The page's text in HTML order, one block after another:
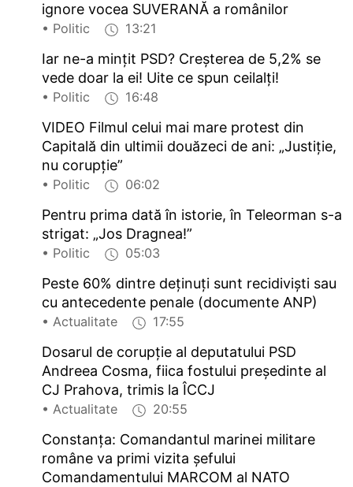
ignore vocea SUVERANĂ a românilor
• Politic 13:21
Iar ne-a mințit PSD? Creșterea de 5,2% se
vede doar la ei! Uite ce spun ceilalți!
• Politic 16:48
VIDEO Filmul celui mai mare protest din
Capitală din ultimii douăzeci de ani: „Justiție,
nu corupție”
• Politic 06:02
Pentru prima dată în istorie, în Teleorman s-a
strigat: „Jos Dragnea!”
• Politic 05:03
Peste 60% dintre deținuți sunt recidiviști sau
cu antecedente penale (documente ANP)
• Actualitate 17:55
Dosarul de corupție al deputatului PSD
Andreea Cosma, fiica fostului președinte al
CJ Prahova, trimis la ÎCCJ
• Actualitate 20:55
Constanța: Comandantul marinei militare
române va primi vizita șefului
Comandamentului MARCOM al NATO